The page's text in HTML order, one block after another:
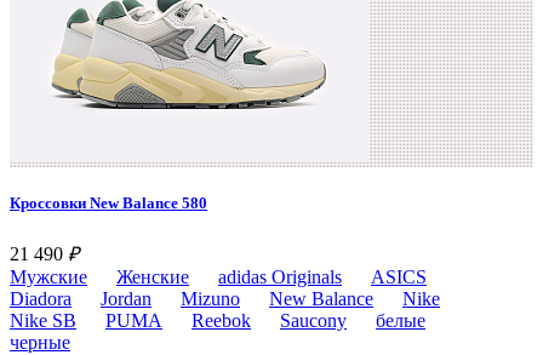
Кроссовки New Balance 580
21 490 ₽
Мужские
Женские adidas Originals
ASICS
Diadora
Jordan Mizuno New Balance
Nike
Nike SB
PUMA Reebok Saucony
белые
черные